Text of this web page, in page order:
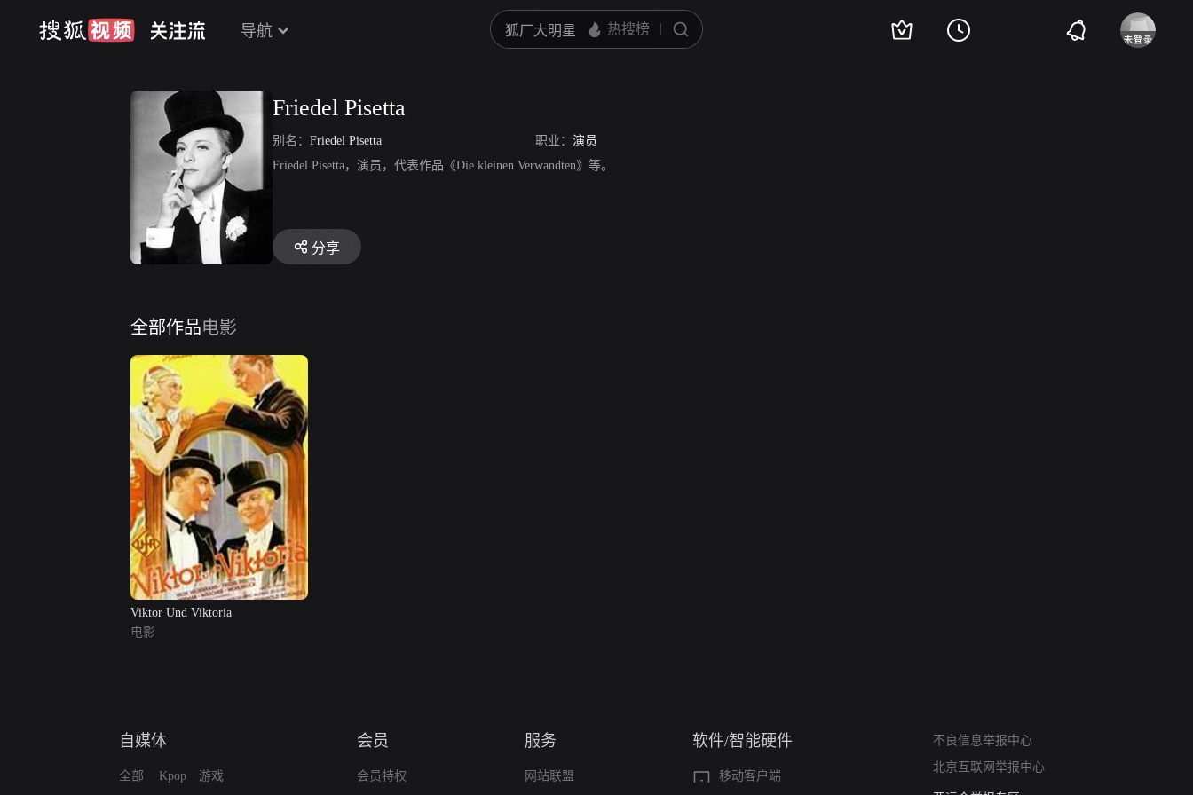
导航
Friedel Pisetta
别名： Friedel Pisetta 职业： 演员
Friedel Pisetta，演员，代表作品《Die kleinen Verwandten》等。
分享
全部作品电影
Viktor Und Viktoria
电影
自媒体
全部 Kpop 游戏
会员
会员特权
服务
网站联盟
软件/智能硬件
移动客户端
不良信息举报中心
北京互联网举报中心
算法推荐专项举报